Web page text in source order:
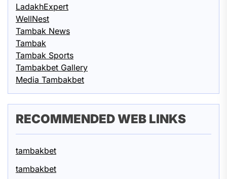
LadakhExpert
WellNest
Tambak News
Tambak
Tambak Sports
Tambakbet Gallery
Media Tambakbet
RECOMMENDED WEB LINKS
tambakbet
tambakbet